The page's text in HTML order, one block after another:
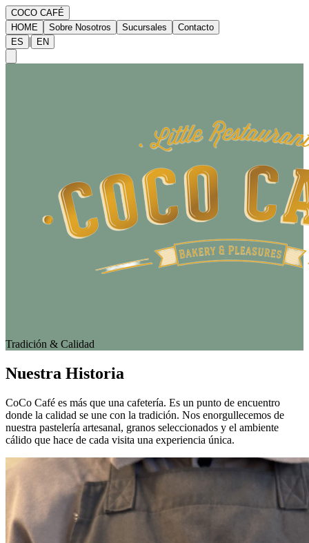
COCO CAFÉ
HOME
Sobre Nosotros Sucursales
Contacto
ES
| EN
Tradición & Calidad
Nuestra Historia
CoCo Café es más que una cafetería. Es un punto de encuentro
donde la calidad se une con la tradición. Nos enorgullecemos de
nuestra pastelería artesanal, granos seleccionados y el ambiente
cálido que hace de cada visita una experiencia única.